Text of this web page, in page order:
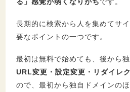
長期的に検索から人を集めてサ
要なポイントの一つです。
最初は無料で始めても、後から
URL変更・設定変更・リダイレ
ので、最初から独自ドメインの